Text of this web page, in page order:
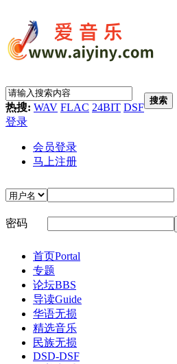
热搜: WAV FLAC 24BIT DSF
搜索
登录
会员登录
马上注册
密码
首页Portal
专题
论坛BBS
导读Guide
华语无损
精选音乐
民族无损
DSD-DSF